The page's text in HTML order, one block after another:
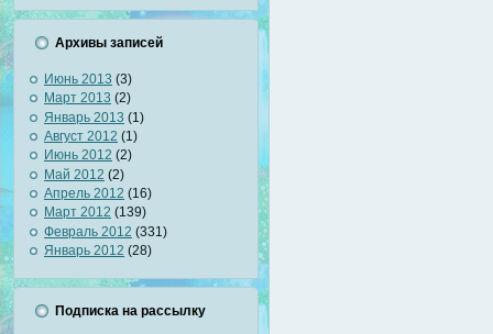
Архивы записей
Июнь 2013 (3)
Март 2013 (2)
Январь 2013 (1)
Август 2012 (1)
Июнь 2012 (2)
Май 2012 (2)
Апрель 2012 (16)
Март 2012 (139)
Февраль 2012 (331)
Январь 2012 (28)
Подписка на рассылку